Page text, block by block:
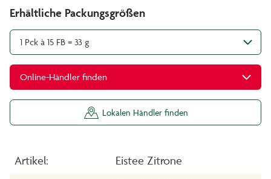
Erhältliche Packungsgrößen
1 Pck à 15 FB = 33 g
Online-Händler finden
Lokalen Händler finden
Artikel:
Eistee Zitrone